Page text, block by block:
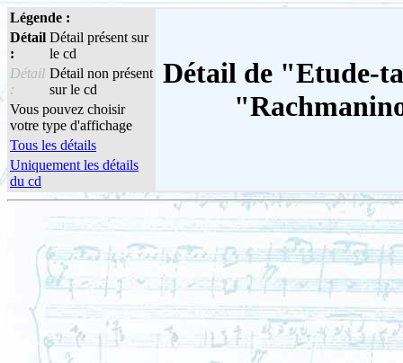
Légende :
Détail de "Etude-
Détail
:
Détail présent sur
le cd
Détail
:
Détail non présent
sur le cd
Vous pouvez choisir
votre type d'affichage
Tous les détails
Uniquement les détails
du cd